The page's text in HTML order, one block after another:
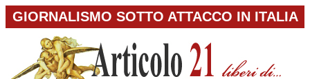
Skip
to
content
GIORNALISMO SOTTO ATTACCO IN ITALIA